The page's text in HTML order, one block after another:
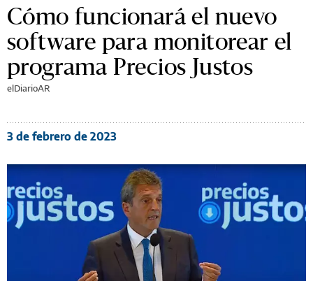
Cómo funcionará el nuevo
software para monitorear el
programa Precios Justos
elDiarioAR
3 de febrero de 2023